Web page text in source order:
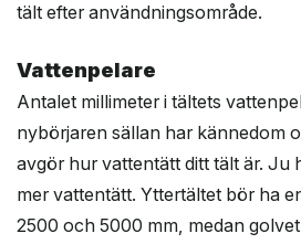
tält efter användningsområde.
Vattenpelare
Antalet millimeter i tältets
nybörjaren sällan har kännedom
avgör hur vattentätt ditt tält är. Ju
mer vattentätt. Yttertältet bör ha
2500 och 5000 mm, medan